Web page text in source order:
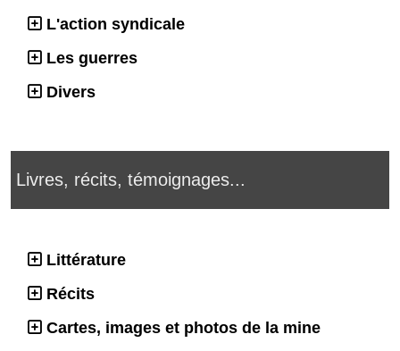
L'action syndicale
Les guerres
Divers
Livres, récits, témoignages...
Littérature
Récits
Cartes, images et photos de la mine